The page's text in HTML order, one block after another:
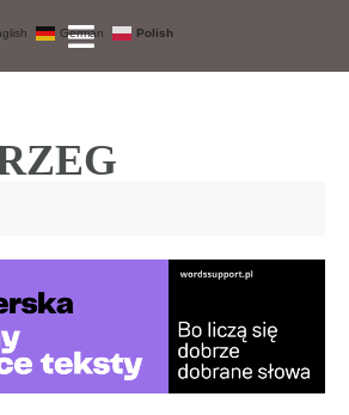
German Polish